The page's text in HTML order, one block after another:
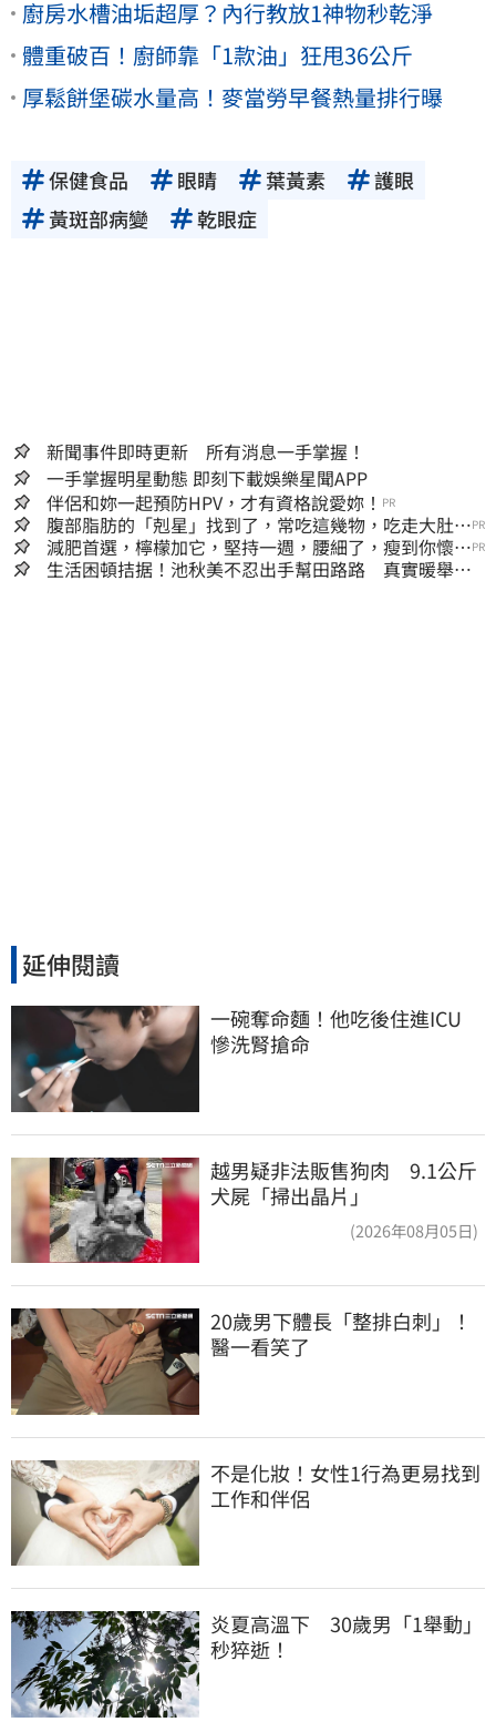
廚房水槽油垢超厚？內行教放1神物秒乾淨
體重破百！廚師靠「1款油」狂甩36公斤
厚鬆餅堡碳水量高！麥當勞早餐熱量排行曝
保健食品 眼睛 葉黃素
護眼
黃斑部病變
乾眼症
新聞事件即時更新 所有消息一手掌握！
一手掌握明星動態 即刻下載娛樂星聞APP
伴侶和妳一起預防HPV，才有資格說愛妳！ PR
腹部脂肪的「剋星」找到了，常吃這幾物，吃走大肚
囊，瘦出小蠻腰
PR
減肥首選，檸檬加它，堅持一週，腰細了，瘦到你懷疑
人生
PR
生活困頓拮据！池秋美不忍出手幫田路路 真實暖舉曝
延伸閱讀
一碗奪命麵！他吃後住進ICU
慘洗腎搶命
越男疑非法販售狗肉 9.1公斤
犬屍「掃出晶片」
(2026年08月05日)
20歲男下體長「整排白刺」！
醫一看笑了
不是化妝！女性1行為更易找到
工作和伴侶
炎夏高溫下　30歲男「1舉動」
秒猝逝！